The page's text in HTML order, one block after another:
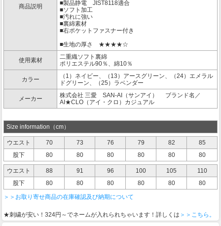
商品説明
■製品静電 JIST8118適合
■ソフト加工
■汚れに強い
■裏綿素材
■右ポケットファスナー付き
■生地の厚さ ★★★★☆
使用素材
二重織ソフト裏綿
ポリエステル90％、綿10％
カラー
（1）ネイビー、（13）アースグリーン、（24）エメラル
ドグリーン、（25）ラベンダー
メーカー
株式会社 三愛 SAN-AI（サンアイ） ブランド名／
AI★CLO（アイ・クロ）カジュアル
Size information（cm）
ウエスト 70 73 76 79 82
85
股下
80 80 80 80 80 80
ウエスト 88 91 96 100 105
110
股下
80 80 80 80 80
80
＞＞お取り寄せ商品の在庫確認及び納期について
★刺繍が安い！324円～でネームが入れられちゃいます！詳しくは ＞＞こちら。